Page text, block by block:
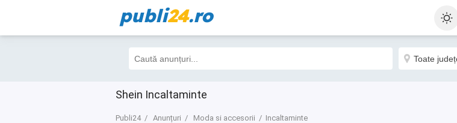
publi24.ro
Shein Incaltaminte
Publi24 Anunțuri Moda si accesorii Incaltaminte
Filtre 2 Toate
1
Sortează